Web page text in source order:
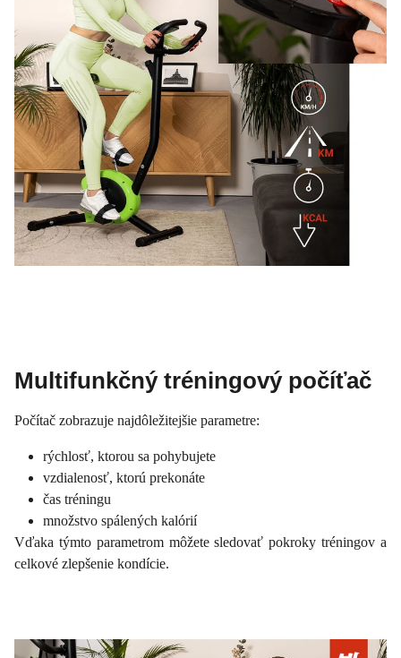
Multifunkčný tréningový počíťač
Počítač zobrazuje najdôležitejšie parametre:
rýchlosť, ktorou sa pohybujete
vzdialenosť, ktorú prekonáte
čas tréningu
množstvo spálených kalórií
Vďaka týmto parametrom môžete sledovať pokroky tréningov a
celkové zlepšenie kondície.